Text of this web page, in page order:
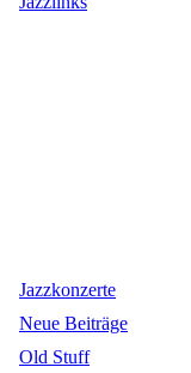
Jazzkonzerte
Neue Beiträge
Old Stuff